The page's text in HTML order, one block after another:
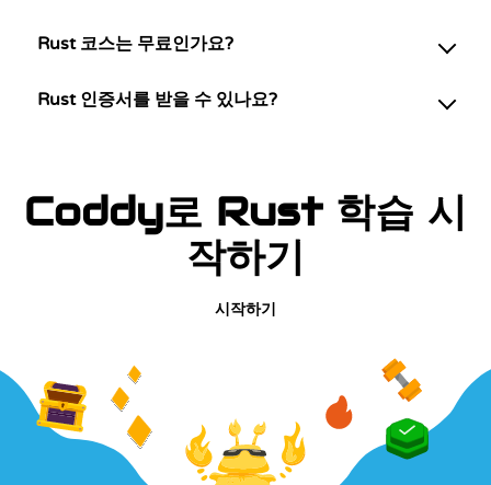
Rust 코스는 무료인가요?
Rust 인증서를 받을 수 있나요?
Coddy로 Rust 학습 시
작하기
시작하기